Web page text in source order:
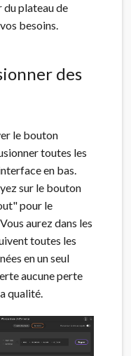
plateau de
besoins.
des
le bouton
toutes les
en bas.
sur le bouton
pour le
aurez dans les
toutes les
en un seul
aucune perte
qualité.